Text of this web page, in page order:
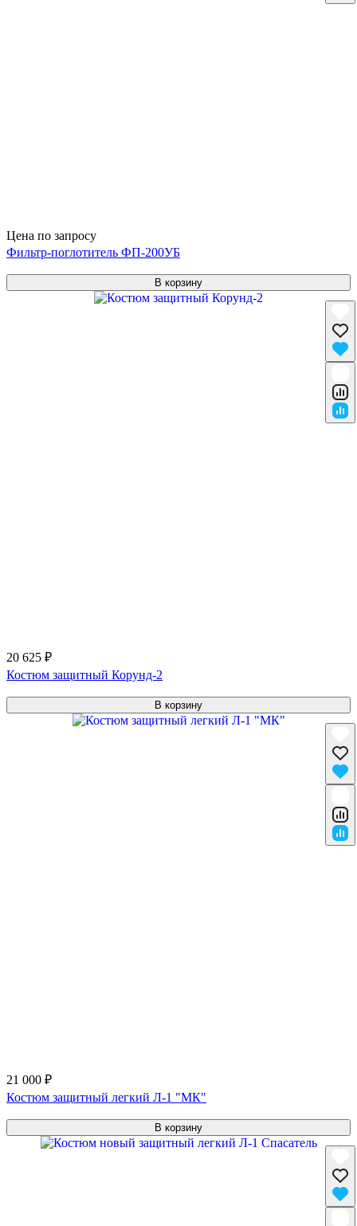
Цена по запросу
Фильтр-поглотитель ФП-200УБ
В корзину
20 625 ₽
Костюм защитный Корунд-2
В корзину
21 000 ₽
Костюм защитный легкий Л-1 "МК"
В корзину